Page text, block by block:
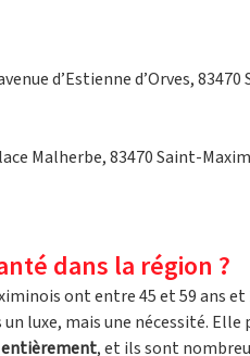
d’Estienne d’Orves,
Malherbe, 83470 Saint-
dans la région ?
ont entre 45 et 59 ans
luxe, mais une nécessité. Elle
entièrement, et ils sont